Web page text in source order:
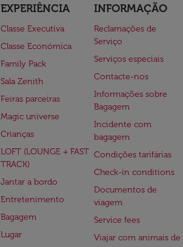
EXPERIÊNCIA
Classe Executiva
Classe Económica
Family Pack
Sala Zenith
Feiras parceiras
Magic universe
Crianças
LOFT (LOUNGE + FAST
TRACK)
Jantar a bordo
Entretenimento
Bagagem
Lugar
INFORMAÇÃO
Reclamações de
Serviço
Serviços especiais
Contacte-nos
Informações sobre
Bagagem
Incidente com
bagagem
Condições tarifárias
Check-in conditions
Documentos de
viagem
Service fees
Viajar com animais de